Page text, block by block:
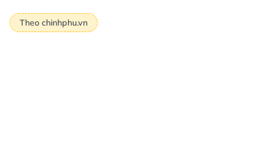
Theo chinhphu.vn